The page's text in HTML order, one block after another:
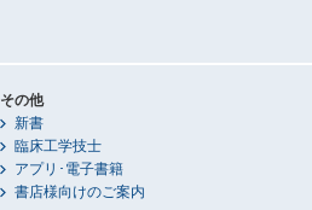
その他
新書
臨床工学技士
アプリ･電子書籍
書店様向けのご案内